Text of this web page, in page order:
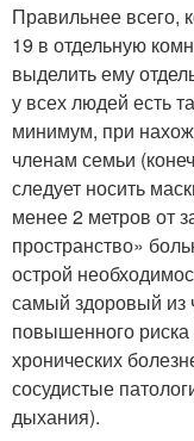
Правильнее всего,
19 в отдельную
выделить ему
у всех людей есть
минимум, при
членам семьи
следует носить
менее 2 метров от
пространство»
острой
самый здоровый из
повышенного
хронических
сосудистые
дыхания).